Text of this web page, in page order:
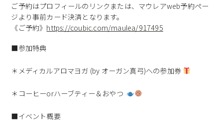
ご予約はプロフィールのリンクまたは、マウレアweb予約ペー
ジより事前カード決済となります。
《ご予約》 https://coubic.com/maulea/917495
■参加特典
＊メディカルアロマヨガ (by オーガン真弓)への参加券
＊コーヒーorハーブティー＆おやつ
■イベント概要